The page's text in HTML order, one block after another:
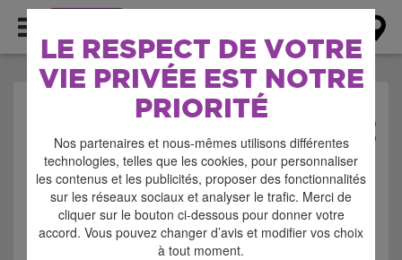
LE RESPECT DE VOTRE
VIE PRIVÉE EST NOTRE
PRIORITÉ
Nos partenaires et nous-mêmes utilisons différentes
technologies, telles que les cookies, pour personnaliser
les contenus et les publicités, proposer des fonctionnalités
sur les réseaux sociaux et analyser le trafic. Merci de
cliquer sur le bouton ci-dessous pour donner votre
accord. Vous pouvez changer d’avis et modifier vos choix
à tout moment.
AGENDA > SPECTACLE
Signaler cette annonce